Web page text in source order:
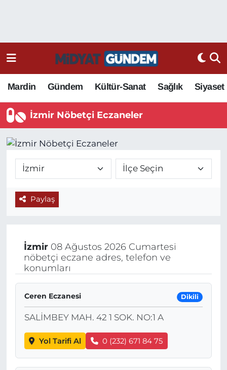
Mardin Gündem Kültür-Sanat Sağlık Siyaset
İzmir Nöbetçi Eczaneler
Paylaş
İzmir08 Ağustos 2026 Cumartesi
nöbetçi eczane adres, telefon ve
konumları
Ceren Eczanesi Dikili
SALİMBEY MAH. 42 1 SOK. NO:1 A
Yol Tarifi Al 0 (232) 671 84 75